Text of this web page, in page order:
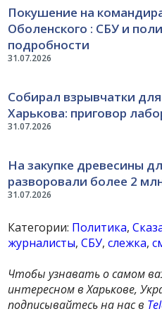
31.07.2026
Покушение на
Оболенского : СБУ и
подробности
31.07.2026
Собирал взрывчатки
Харькова: приговор
31.07.2026
На закупке древесины
разворовали более 2
Категории: Политика,
журналисты,СБУ,слежка,
Чтобы узнавать о самом
интересном в Харькове,
подписывайтесь на нас в